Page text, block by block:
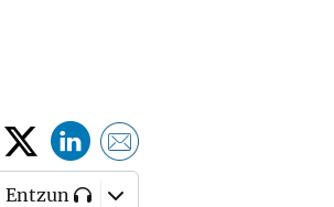
Entzun